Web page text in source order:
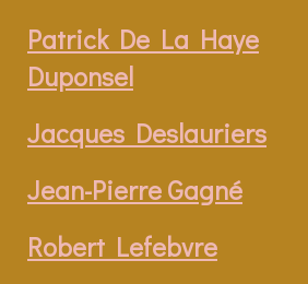
Patrick De La Haye
Duponsel
Jacques Deslauriers
Jean-Pierre Gagné
Robert Lefebvre